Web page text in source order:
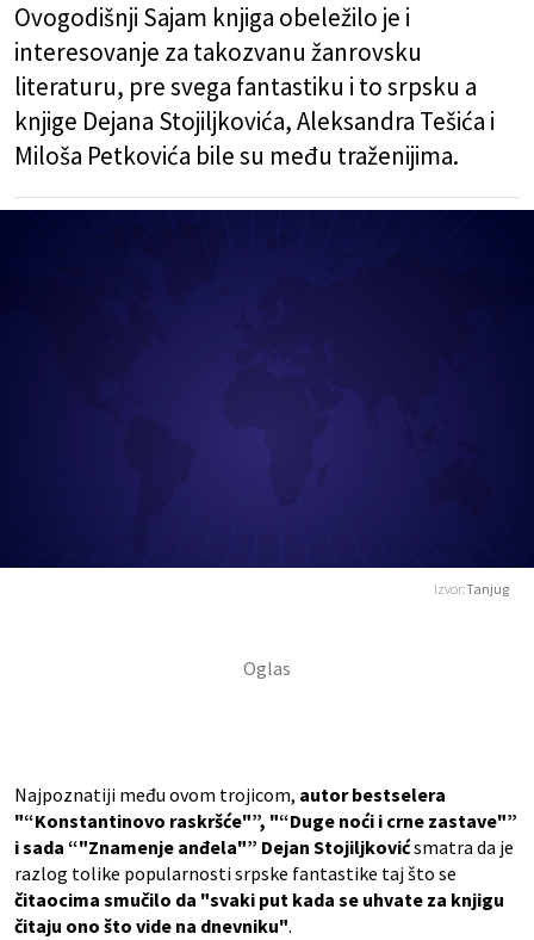
Ovogodišnji Sajam knjiga obeležilo je i
interesovanje za takozvanu žanrovsku
literaturu, pre svega fantastiku i to srpsku a
knjige Dejana Stojiljkovića, Aleksandra Tešića i
Miloša Petkovića bile su među traženijima.
Izvor:Tanjug
Najpoznatiji među ovom trojicom, autor bestselera
"“Konstantinovo raskršće"”, "“Duge noći i crne zastave"”
i sada “"Znamenje anđela"” Dejan Stojiljkovićsmatra da je
razlog tolike popularnosti srpske fantastike taj što se
čitaocima smučilo da "svaki put kada se uhvate za knjigu
čitaju ono što vide na dnevniku".